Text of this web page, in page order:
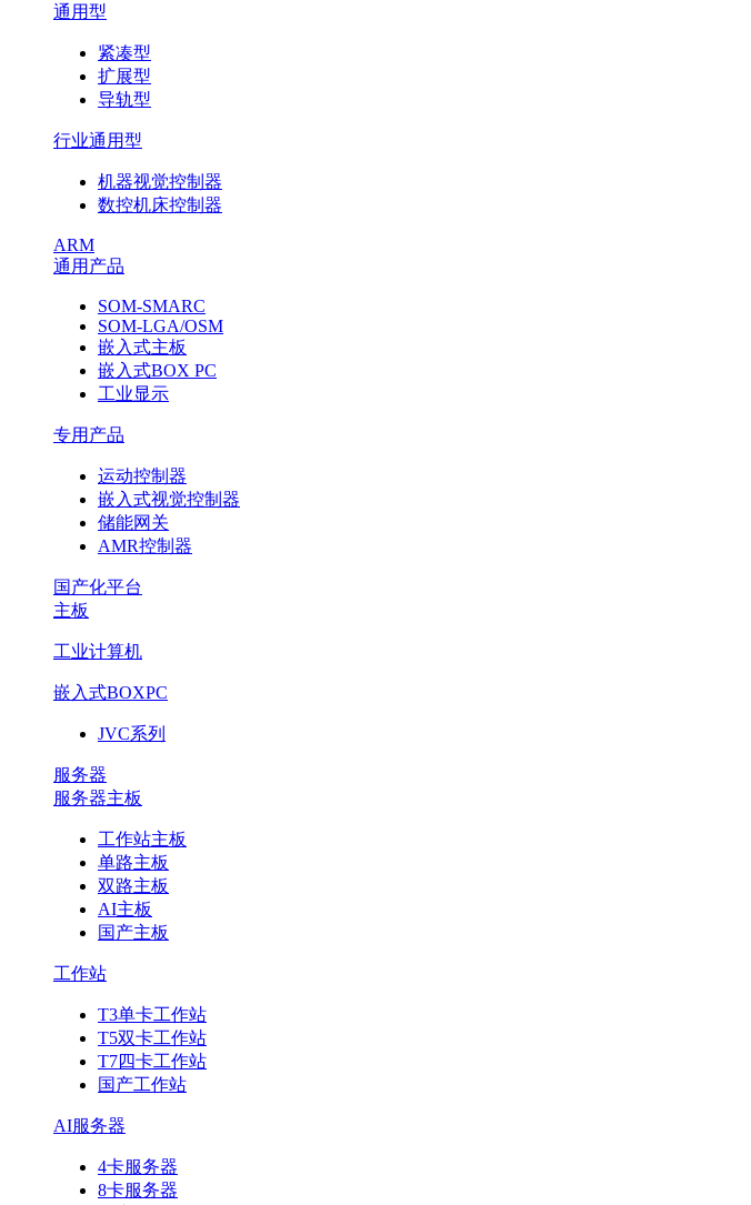
通用型
紧凑型
扩展型
导轨型
行业通用型
机器视觉控制器
数控机床控制器
ARM
通用产品
SOM-SMARC
SOM-LGA/OSM
嵌入式主板
嵌入式BOX PC
工业显示
专用产品
运动控制器
嵌入式视觉控制器
储能网关
AMR控制器
国产化平台
主板
工业计算机
嵌入式BOXPC
JVC系列
服务器
服务器主板
工作站主板
单路主板
双路主板
AI主板
国产主板
工作站
T3单卡工作站
T5双卡工作站
T7四卡工作站
国产工作站
AI服务器
4卡服务器
8卡服务器